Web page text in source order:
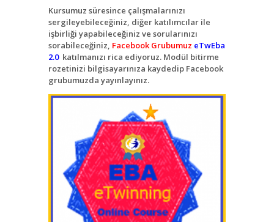
Kursumuz süresince çalışmalarınızı
sergileyebileceğiniz, diğer katılımcılar ile
işbirliği yapabileceğiniz ve sorularınızı
sorabileceğiniz, Facebook Grubumuz eTwEba
2.0 katılmanızı rica ediyoruz. Modül bitirme
rozetinizi bilgisayarınıza kaydedip Facebook
grubumuzda yayınlayınız.